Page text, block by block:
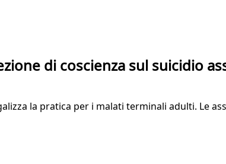
di coscienza sul suicidio
la pratica per i malati terminali adulti. Le